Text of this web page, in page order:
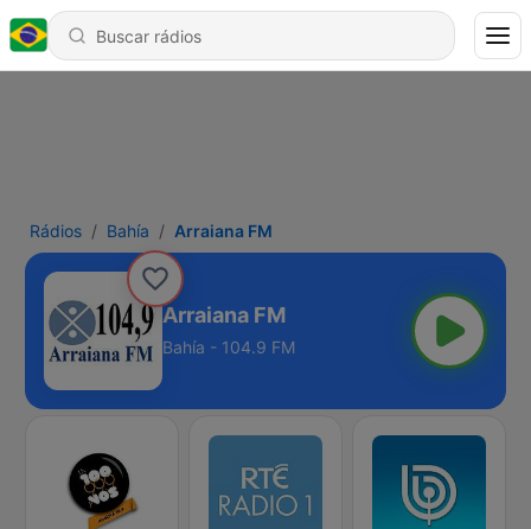
Rádios Bahía Arraiana FM
Arraiana FM
Bahía - 104.9 FM